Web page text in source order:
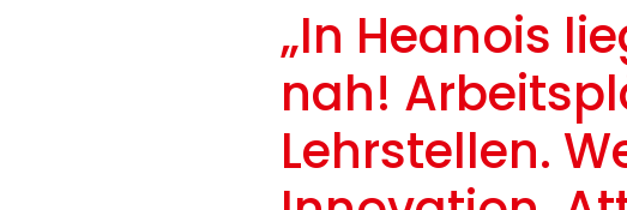
„In Heanois
nah!
Lehrstellen.